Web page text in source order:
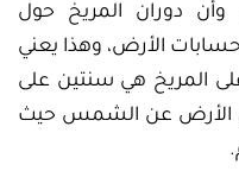
دوران المريخ حول
يومًا على حسابات الأرض، وهذا يعني
المريخ هي سنتين على
من الأرض عن الشمس حيث